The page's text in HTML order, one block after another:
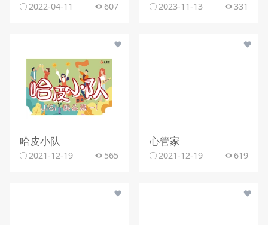
2022-04-11 607 2023-11-13 331
哈皮小队
2021-12-19 565
心管家
2021-12-19 619